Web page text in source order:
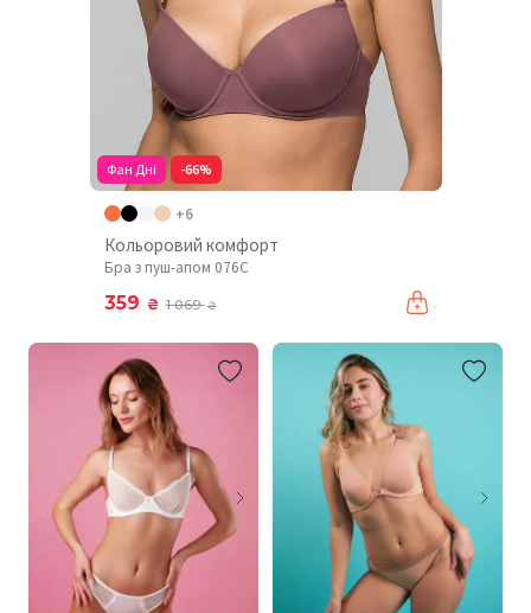
Фан Дні -66%
+6
Кольоровий комфорт
Бра з пуш-апом 076C
359 ₴ 1 069₴